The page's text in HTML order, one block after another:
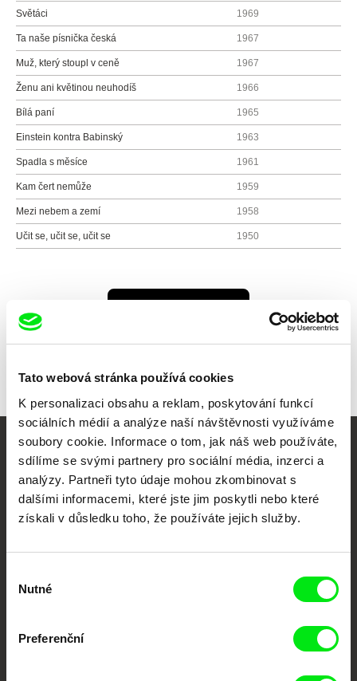
Tato webová stránka používá cookies
K personalizaci obsahu a reklam, poskytování funkcí
sociálních médií a analýze naší návštěvnosti využíváme
soubory cookie. Informace o tom, jak náš web používáte,
sdílíme se svými partnery pro sociální média, inzerci a
analýzy. Partneři tyto údaje mohou zkombinovat s
dalšími informacemi, které jste jim poskytli nebo které
získali v důsledku toho, že používáte jejich služby.
souhlasu
Nutné
Preferenční
Světáci 1969
Ta naše písnička česká 1967
Muž, který stoupl v ceně 1967
Ženu ani květinou neuhodíš 1966
Bílá paní 1965
Einstein kontra Babinský 1963
Spadla s měsíce 1961
Kam čert nemůže 1959
Mezi nebem a zemí 1958
Učit se, učit se, učit se 1950
Vaše online
dokumentární kino
Nové festivalové filmy
Portál DAFilms.cz je výsledkem tvůrčí spolupráce 7 klíčových evropských